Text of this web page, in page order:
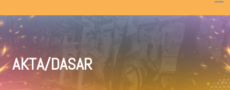
AKTA/DASAR